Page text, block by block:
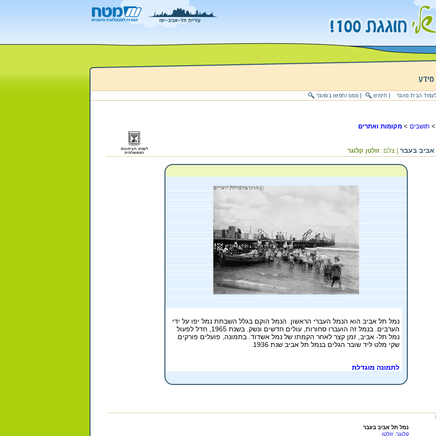
> תושבים > מקומות ואתרים
אביב בעבר | צלם: זולטן קלוגר
נמל תל אביב הוא הנמל העברי הראשון. הנמל הוקם בגלל השבתת נמל יפו על ידי
הערבים. בנמל זה הועברו סחורות, עולים חדשים ונשק. בשנת 1965, חדל לפעול
נמל תל- אביב, זמן קצר לאחר הקמתו של נמל אשדוד. בתמונה, פועלים פורקים
שקי מלט ליד שובר הגלים בנמל תל אביב שנת 1936.
לתמונה מוגדלת
נמל תל אביב בעבר
קלוגר, זולטן